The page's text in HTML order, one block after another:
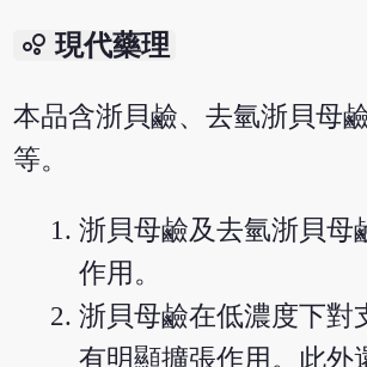
bubble_chart 現代藥理
本品含浙貝鹼、去氫浙貝母
等。
浙貝母鹼及去氫浙貝母
作用。
浙貝母鹼在低濃度下對
有明顯擴張作用。此外